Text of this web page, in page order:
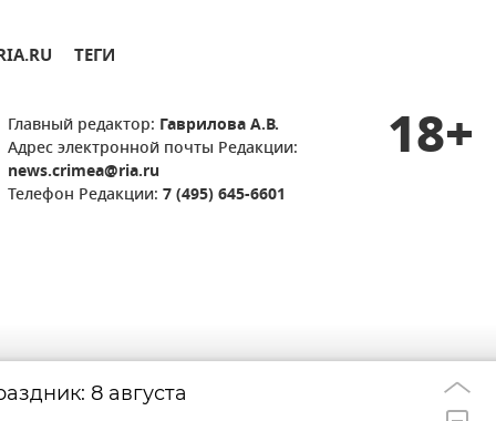
ТЕГИ
Главный редактор: Гаврилова А.В.
Адрес электронной почты Редакции:
news.crimea@ria.ru
Телефон Редакции: 7 (495) 645-6601
18+
8 августа
Удар дрона по